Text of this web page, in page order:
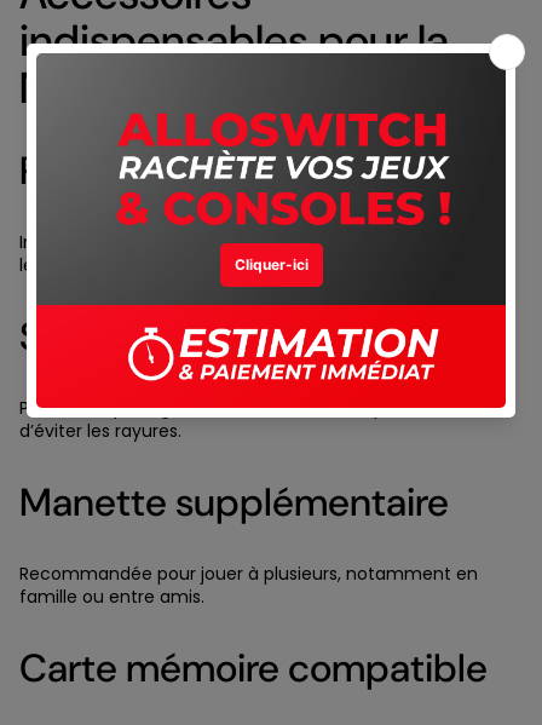
indispensables pour la
Nintendo Switch 2
Protection écran
Indispensable pour protéger l’écran contre les rayures et
les chocs légers, surtout en mode portable.
Sacoche de transport
Permet de protéger la console lors des déplacements et
d’éviter les rayures.
Manette supplémentaire
Recommandée pour jouer à plusieurs, notamment en
famille ou entre amis.
Carte mémoire compatible